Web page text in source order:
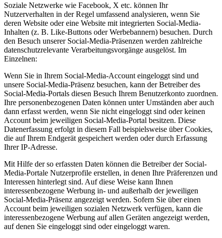
Soziale Netzwerke wie Facebook, X etc. können Ihr
Nutzerverhalten in der Regel umfassend analysieren, wenn Sie
deren Website oder eine Website mit integrierten Social-Media-
Inhalten (z. B. Like-Buttons oder Werbebannern) besuchen. Durch
den Besuch unserer Social-Media-Präsenzen werden zahlreiche
datenschutzrelevante Verarbeitungsvorgänge ausgelöst. Im
Einzelnen:
Wenn Sie in Ihrem Social-Media-Account eingeloggt sind und
unsere Social-Media-Präsenz besuchen, kann der Betreiber des
Social-Media-Portals diesen Besuch Ihrem Benutzerkonto zuordnen.
Ihre personenbezogenen Daten können unter Umständen aber auch
dann erfasst werden, wenn Sie nicht eingeloggt sind oder keinen
Account beim jeweiligen Social-Media-Portal besitzen. Diese
Datenerfassung erfolgt in diesem Fall beispielsweise über Cookies,
die auf Ihrem Endgerät gespeichert werden oder durch Erfassung
Ihrer IP-Adresse.
Mit Hilfe der so erfassten Daten können die Betreiber der Social-
Media-Portale Nutzerprofile erstellen, in denen Ihre Präferenzen und
Interessen hinterlegt sind. Auf diese Weise kann Ihnen
interessenbezogene Werbung in- und außerhalb der jeweiligen
Social-Media-Präsenz angezeigt werden. Sofern Sie über einen
Account beim jeweiligen sozialen Netzwerk verfügen, kann die
interessenbezogene Werbung auf allen Geräten angezeigt werden,
auf denen Sie eingeloggt sind oder eingeloggt waren.